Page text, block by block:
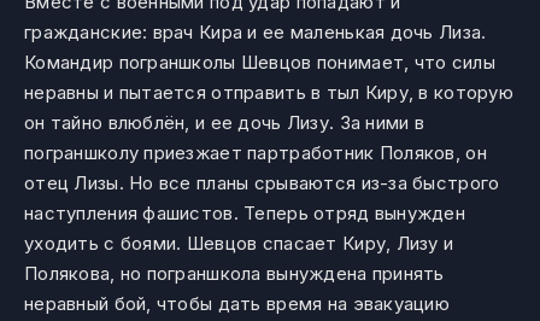
гражданские: врач Кира и ее маленькая дочь Лиза.
Командир пограншколы Шевцов понимает, что силы
неравны и пытается отправить в тыл Киру, в которую
он тайно влюблён, и ее дочь Лизу. За ними в
пограншколу приезжает партработник Поляков, он
отец Лизы. Но все планы срываются из-за быстрого
наступления фашистов. Теперь отряд вынужден
уходить с боями. Шевцов спасает Киру, Лизу и
Полякова, но пограншкола вынуждена принять
неравный бой, чтобы дать время на эвакуацию